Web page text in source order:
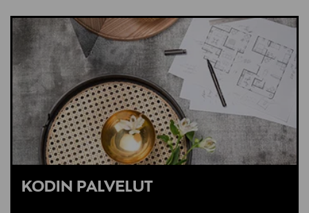
KATSO SISUSTUSVINKIT
KODIN PALVELUT